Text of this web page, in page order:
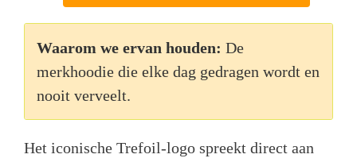
Waarom we ervan houden: De
merkhoodie die elke dag gedragen wordt en
nooit verveelt.
Het iconische Trefoil-logo spreekt direct aan